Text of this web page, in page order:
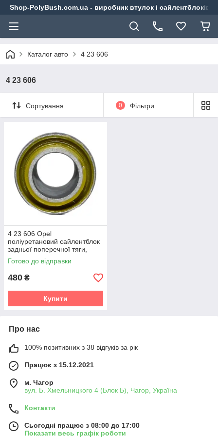
Shop-PolyBush.com.ua - виробник втулок і сайлентблоків
Каталог авто 4 23 606
4 23 606
Сортування 0 Фільтри
4 23 606 Opel
поліуретановий сайлентблок
задньої поперечної тяги,
великий v19
Готово до відправки
480 ₴
Купити
Про нас
100% позитивних з 38 відгуків за рік
Працює з 15.12.2021
м. Чагор
вул. Б. Хмельницкого 4 (Блок Б), Чагор, Україна
Контакти
Сьогодні працює з 08:00 до 17:00
Показати весь графік роботи